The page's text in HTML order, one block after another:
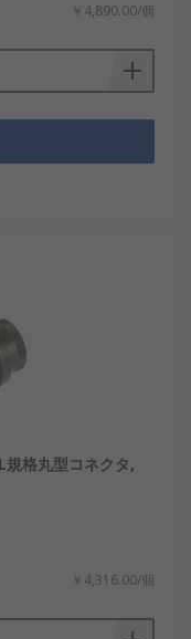
が存在し、高
も強みがあ
拠コネクタ
密度設計で航
ます。
ク向けの高品
タフな製品群
ズ：日本国内
な製品を展
と信頼性か
導体産業にお
ネントです。
￥4,890.00/個
格丸型コネクタ,
￥4,316.00/個